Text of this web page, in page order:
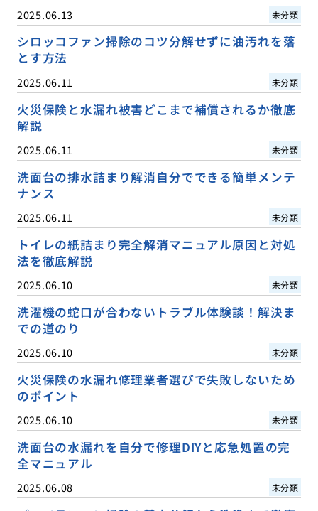
2025.06.13 未分類
シロッコファン掃除のコツ分解せずに油汚れを落
とす方法
2025.06.11 未分類
火災保険と水漏れ被害どこまで補償されるか徹底
解説
2025.06.11 未分類
洗面台の排水詰まり解消自分でできる簡単メンテ
ナンス
2025.06.11 未分類
トイレの紙詰まり完全解消マニュアル原因と対処
法を徹底解説
2025.06.10 未分類
洗濯機の蛇口が合わないトラブル体験談！解決ま
での道のり
2025.06.10 未分類
火災保険の水漏れ修理業者選びで失敗しないため
のポイント
2025.06.10 未分類
洗面台の水漏れを自分で修理DIYと応急処置の完
全マニュアル
2025.06.08 未分類